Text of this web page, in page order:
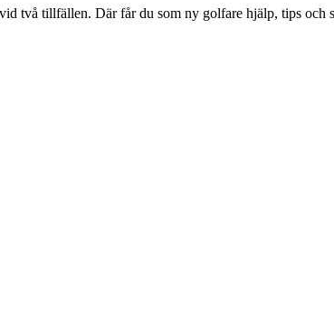
två tillfällen. Där får du som ny golfare hjälp, tips